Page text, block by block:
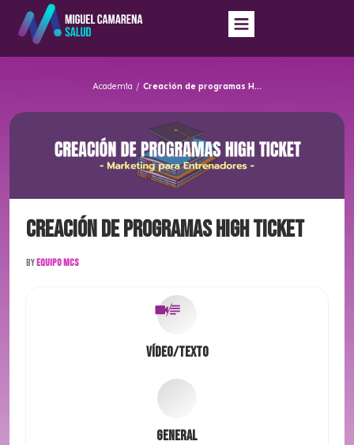
Academia / Creación de programas High Ticket
Creación de programas High Ticket
ByEquipo MCS
Vídeo/Texto
General